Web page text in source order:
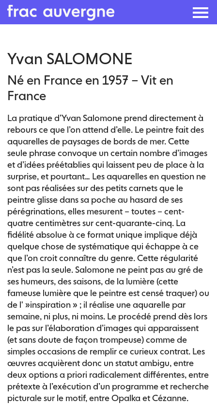
content
Yvan SALOMONE
Né en France en 1957 – Vit en
France
La pratique d’Yvan Salomone prend directement à
rebours ce que l’on attend d’elle. Le peintre fait des
aquarelles de paysages de bords de mer. Cette
seule phrase convoque un certain nombre d’images
et d’idées préétablies qui laissent peu de place à la
surprise, et pourtant… Les aquarelles en question ne
sont pas réalisées sur des petits carnets que le
peintre glisse dans sa poche au hasard de ses
pérégrinations, elles mesurent – toutes – cent-
quatre centimètres sur cent-quarante-cinq. La
fidélité absolue à ce format unique implique déjà
quelque chose de systématique qui échappe à ce
que l’on croit connaître du genre. Cette régularité
n’est pas la seule. Salomone ne peint pas au gré de
ses humeurs, des saisons, de la lumière (cette
fameuse lumière que le peintre est censé traquer) ou
de l' »inspiration » ; il réalise une aquarelle par
semaine, ni plus, ni moins. Le procédé prend dès lors
le pas sur l’élaboration d’images qui apparaissent
(et sans doute de façon trompeuse) comme de
simples occasions de remplir ce curieux contrat. Les
œuvres acquièrent donc un statut ambigu, entre
deux options a priori radicalement différentes, entre
prétexte à l’exécution d’un programme et recherche
picturale sur le motif, entre Opalka et Cézanne.